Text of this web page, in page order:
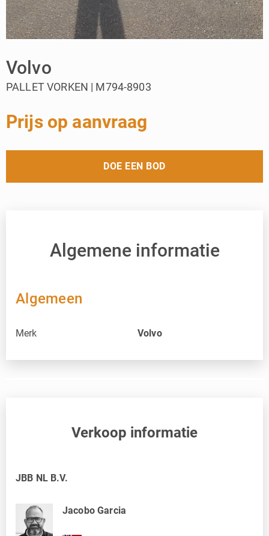
Volvo
PALLET VORKEN | M794-8903
Prijs op aanvraag
DOE EEN BOD
Algemene informatie
Algemeen
Merk Volvo
Verkoop informatie
JBB NL B.V.
Jacobo Garcia